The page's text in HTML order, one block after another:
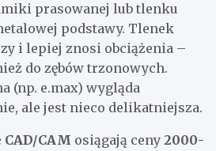
prasowanej lub tlenku
podstawy. Tlenek
i lepiej znosi obciążenia –
do zębów trzonowych.
(np. e.max) wygląda
ale jest nieco delikatniejsza.
CAM osiągają ceny 2000-